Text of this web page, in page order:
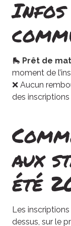
Infos
🛼 Prêt de
moment de
❌ Aucun
des inscriptions
aux
été
Les
dessus, sur le